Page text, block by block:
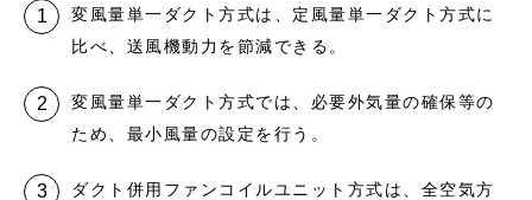
変風量単一ダクト方式は、定風量単一ダクト方式に
比べ、送風機動力を節減できる。
変風量単一ダクト方式では、必要外気量の確保等の
ため、最小風量の設定を行う。
ダクト併用ファンコイルユニット方式は、全空気方